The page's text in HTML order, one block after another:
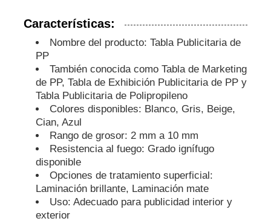
Tuberías de PP
Accesorios para tuberías de polipropileno
Características:
Nombre del producto: Tabla Publicitaria de
PP
También conocida como Tabla de Marketing
de PP, Tabla de Exhibición Publicitaria de PP y
Tabla Publicitaria de Polipropileno
Colores disponibles: Blanco, Gris, Beige,
Cian, Azul
Rango de grosor: 2 mm a 10 mm
Resistencia al fuego: Grado ignífugo
disponible
Opciones de tratamiento superficial:
Laminación brillante, Laminación mate
Uso: Adecuado para publicidad interior y
exterior